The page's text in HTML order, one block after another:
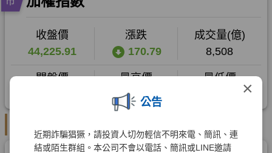
×
公告
近期詐騙猖獗，請投資人切勿輕信不明來電、簡訊、連
結或陌生群組。本公司不會以電話、簡訊或LINE邀請